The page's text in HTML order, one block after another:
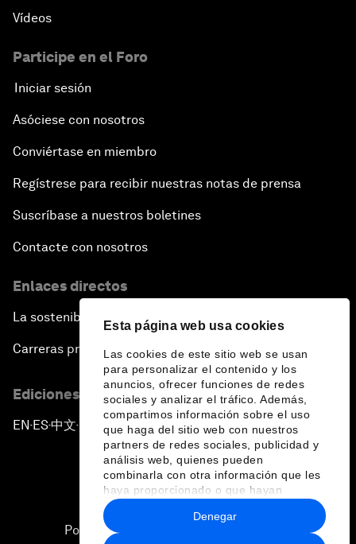
Esta página web usa cookies
Las cookies de este sitio web se usan
para personalizar el contenido y los
anuncios, ofrecer funciones de redes
sociales y analizar el tráfico. Además,
compartimos información sobre el uso
que haga del sitio web con nuestros
partners de redes sociales, publicidad y
análisis web, quienes pueden
combinarla con otra información que les
haya proporcionado o que hayan
recopilado a partir del uso que haya
hecho de sus servicios.
Denegar
Vídeos
Participe en el Foro
Iniciar sesión
Asóciese con nosotros
Conviértase en miembro
Regístrese para recibir nuestras notas de prensa
Suscríbase a nuestros boletines
Contacte con nosotros
Enlaces directos
La sostenibilidad en el Foro
Carreras profesionales
Ediciones en otros idiomas
EN ▪ ES▪中文▪ 日本語
Política de privacidad y normas de uso